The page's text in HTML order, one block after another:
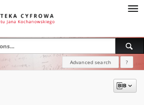
Advanced search ?